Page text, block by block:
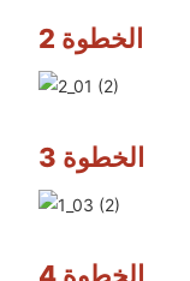
الخطوة 2
الخطوة 3